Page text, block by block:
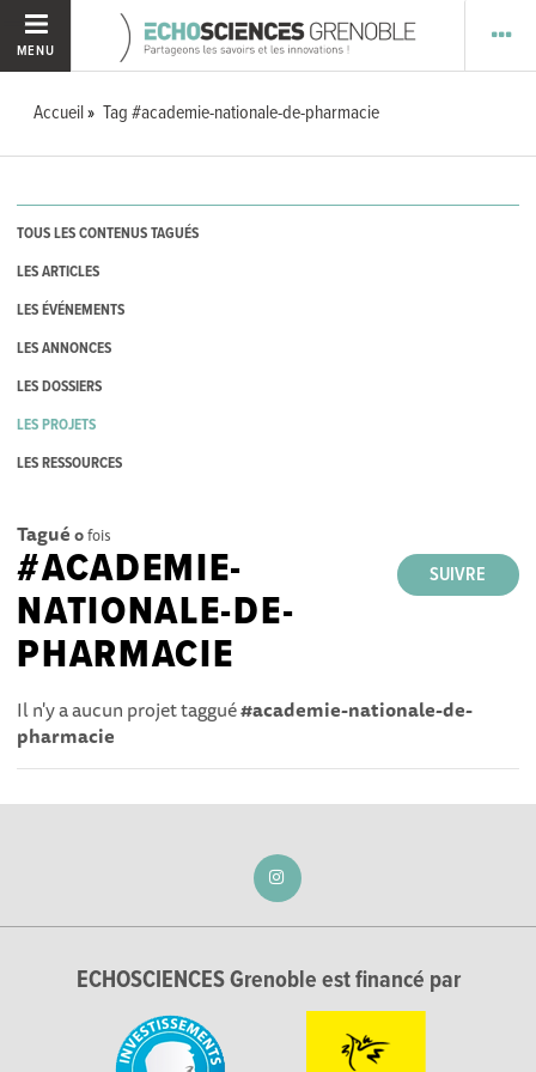
MENU
Accueil Tag #academie-nationale-de-pharmacie
TOUS LES CONTENUS TAGUÉS
LES ARTICLES
LES ÉVÉNEMENTS
LES ANNONCES
LES DOSSIERS
LES PROJETS
LES RESSOURCES
Tagué 0fois
SUIVRE
#ACADEMIE-
NATIONALE-DE-
PHARMACIE
Il n'y a aucun projet taggué#academie-nationale-de-
pharmacie
ECHOSCIENCES Grenoble est financé par